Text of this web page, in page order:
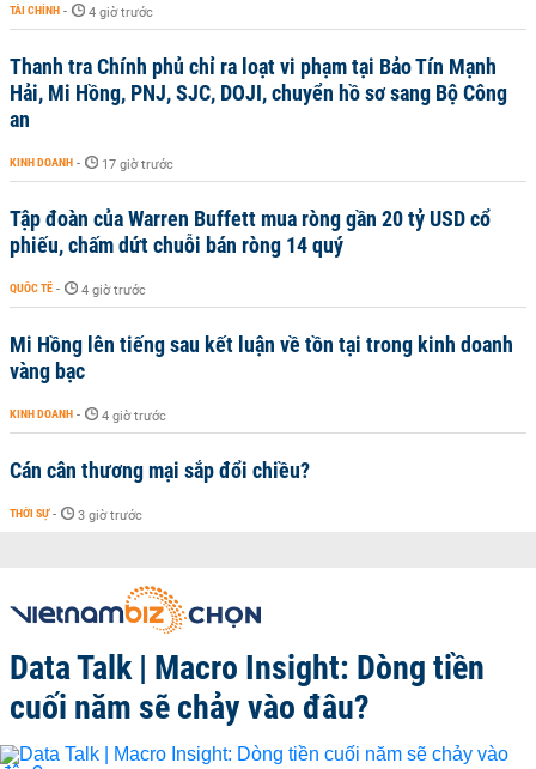
TÀI CHÍNH - 4 giờ trước
Thanh tra Chính phủ chỉ ra loạt vi phạm tại Bảo Tín Mạnh
Hải, Mi Hồng, PNJ, SJC, DOJI, chuyển hồ sơ sang Bộ Công
an
KINH DOANH - 17 giờ trước
Tập đoàn của Warren Buffett mua ròng gần 20 tỷ USD cổ
phiếu, chấm dứt chuỗi bán ròng 14 quý
QUỐC TẾ - 4 giờ trước
Mi Hồng lên tiếng sau kết luận về tồn tại trong kinh doanh
vàng bạc
KINH DOANH - 4 giờ trước
Cán cân thương mại sắp đổi chiều?
THỜI SỰ - 3 giờ trước
Data Talk | Macro Insight: Dòng tiền
cuối năm sẽ chảy vào đâu?